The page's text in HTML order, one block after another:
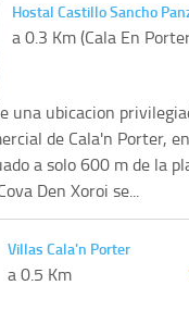
Hostal Castillo Sancho
a 0.3 Km (Cala En
una ubicacion
de Cala'n Porter,
a solo 600 m de la
Den Xoroi se...
Villas Cala'n Porter
a 0.5 Km